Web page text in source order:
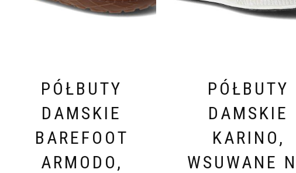
PÓŁBUTY
DAMSKIE
BAREFOOT
ARMODO,
PÓŁBUTY
DAMSKIE
KARINO,
WSUWANE